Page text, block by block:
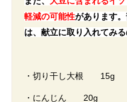
軽減の可能性があります
は、献立に取り入れてみ
・切り干し大根 15g
・にんじん 20g